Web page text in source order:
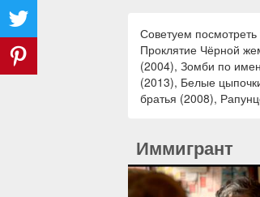
Советуем
Проклятие Чёрной
(2004), Зомби по
(2013), Белые
братья (2008),
Иммигрант